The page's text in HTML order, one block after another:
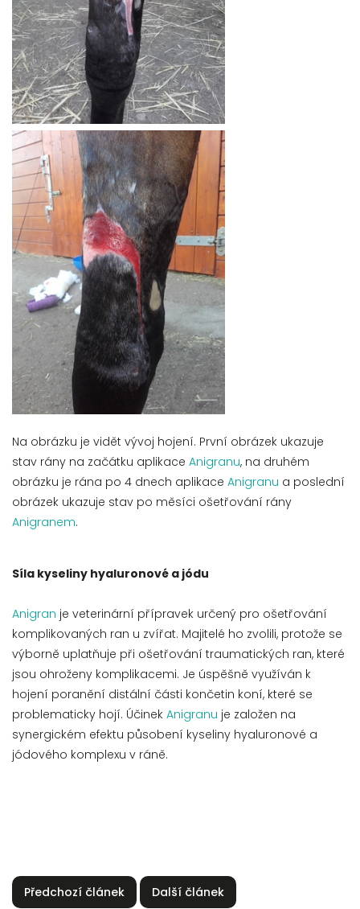
Na obrázku je vidět vývoj hojení. První obrázek ukazuje
stav rány na začátku aplikace Anigranu, na druhém
obrázku je rána po 4 dnech aplikace Anigranu a poslední
obrázek ukazuje stav po měsíci ošetřování rány
Anigranem.
Síla kyseliny hyaluronové a jódu
Anigran je veterinární přípravek určený pro ošetřování
komplikovaných ran u zvířat. Majitelé ho zvolili, protože se
výborně uplatňuje při ošetřování traumatických ran, které
jsou ohroženy komplikacemi. Je úspěšně využíván k
hojení poranění distální části končetin koní, které se
problematicky hojí. Účinek Anigranu je založen na
synergickém efektu působení kyseliny hyaluronové a
jódového komplexu v ráně.
Předchozí článek Další článek